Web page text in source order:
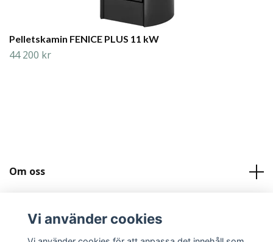
Pelletskamin FENICE PLUS 11 kW
44 200 kr
Om oss
Vi använder cookies